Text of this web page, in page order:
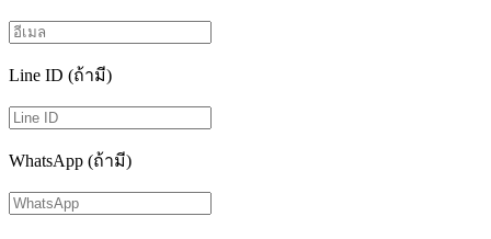
Line ID (ถ้ามี)
WhatsApp (ถ้ามี)